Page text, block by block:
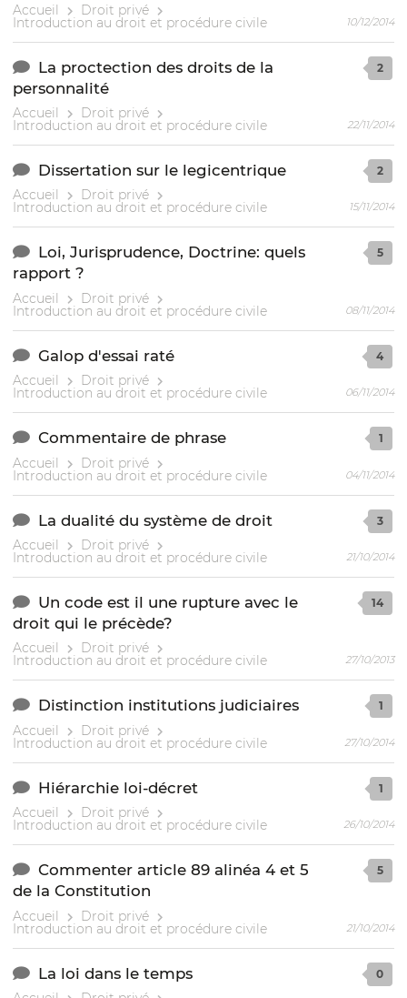
Accueil Droit privé
Introduction au droit et procédure civile 10/12/2014
La proctection des droits de la
personnalité
Accueil Droit privé
Introduction au droit et procédure civile
2
22/11/2014
Dissertation sur le legicentrique
Accueil Droit privé
Introduction au droit et procédure civile
2
15/11/2014
Loi, Jurisprudence, Doctrine: quels
rapport ?
Accueil Droit privé
Introduction au droit et procédure civile
5
08/11/2014
Galop d'essai raté
Accueil Droit privé
Introduction au droit et procédure civile
4
06/11/2014
Commentaire de phrase
Accueil Droit privé
Introduction au droit et procédure civile
1
04/11/2014
La dualité du système de droit
Accueil Droit privé
Introduction au droit et procédure civile
3
21/10/2014
Un code est il une rupture avec le
droit qui le précède?
Accueil Droit privé
Introduction au droit et procédure civile
14
27/10/2013
Distinction institutions judiciaires
Accueil Droit privé
Introduction au droit et procédure civile
1
27/10/2014
Hiérarchie loi-décret
Accueil Droit privé
Introduction au droit et procédure civile
1
26/10/2014
Commenter article 89 alinéa 4 et 5
de la Constitution
Accueil Droit privé
Introduction au droit et procédure civile
5
21/10/2014
La loi dans le temps 0